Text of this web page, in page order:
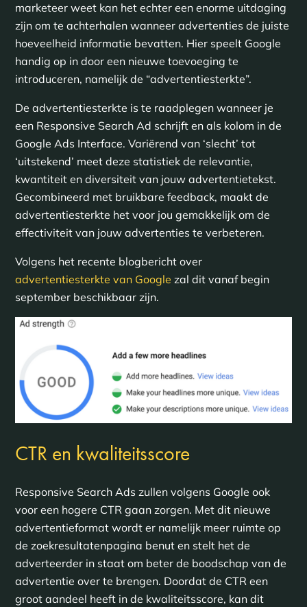
marketeer weet kan het echter een enorme uitdaging
zijn om te achterhalen wanneer advertenties de juiste
hoeveelheid informatie bevatten. Hier speelt Google
handig op in door een nieuwe toevoeging te
introduceren, namelijk de “advertentiesterkte”.
De advertentiesterkte is te raadplegen wanneer je
een Responsive Search Ad schrijft en als kolom in de
Google Ads Interface. Variërend van ‘slecht’ tot
‘uitstekend’ meet deze statistiek de relevantie,
kwantiteit en diversiteit van jouw advertentietekst.
Gecombineerd met bruikbare feedback, maakt de
advertentiesterkte het voor jou gemakkelijk om de
effectiviteit van jouw advertenties te verbeteren.
Volgens het recente blogbericht over
advertentiesterkte van Google zal dit vanaf begin
september beschikbaar zijn.
CTR en kwaliteitsscore
Responsive Search Ads zullen volgens Google ook
voor een hogere CTR gaan zorgen. Met dit nieuwe
advertentieformat wordt er namelijk meer ruimte op
de zoekresultatenpagina benut en stelt het de
adverteerder in staat om beter de boodschap van de
advertentie over te brengen. Doordat de CTR een
groot aandeel heeft in de kwaliteitsscore, kan dit